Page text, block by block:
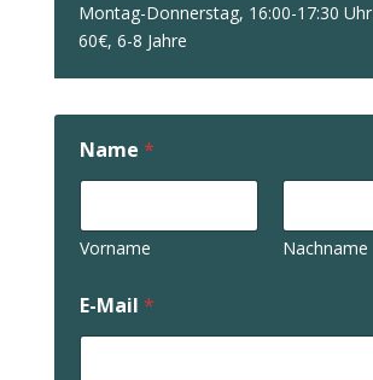
Montag-Donnerstag, 16:00-17:30 Uhr
60€, 6-8 Jahre
Name *
Vorname Nachname
E-Mail *